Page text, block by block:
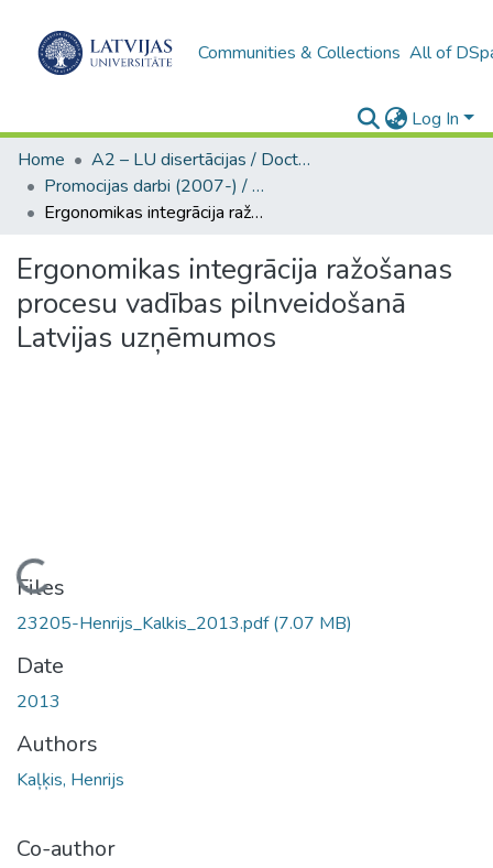
Communities & Collections All of
Log In
Home
A2 – LU disertācijas / Doctoral theses UL
Promocijas darbi (2007-) / Theses PhD
Ergonomikas integrācija ražošanas procesu vadības pilnveidošanā Latvijas uzņēmumos
Ergonomikas integrācija ražošanas
procesu vadības pilnveidošanā
Latvijas uzņēmumos
Files
23205-Henrijs_Kalkis_2013.pdf(7.07 MB)
Date
2013
Authors
Kaļķis, Henrijs
Co-author